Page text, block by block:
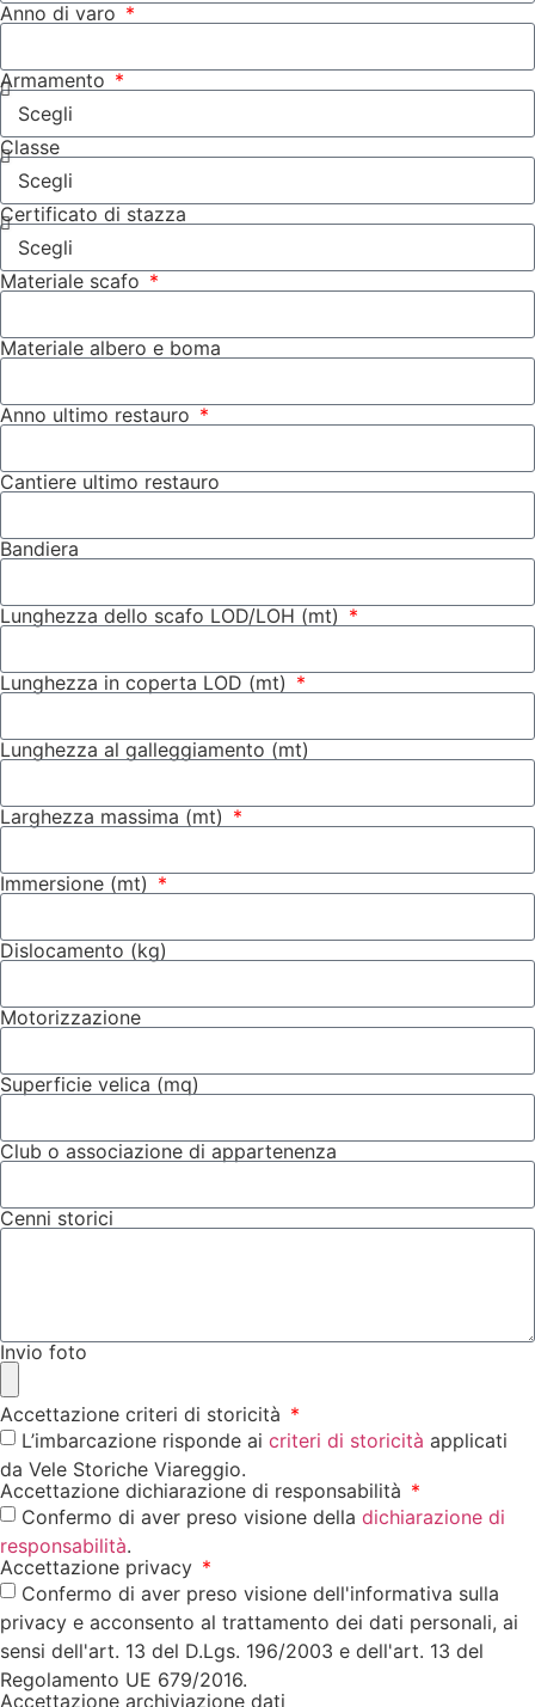
Anno di varo
Armamento
Classe
Certificato di stazza
Materiale scafo
Materiale albero e boma
Anno ultimo restauro
Cantiere ultimo restauro
Bandiera
Lunghezza dello scafo LOD/LOH (mt)
Lunghezza in coperta LOD (mt)
Lunghezza al galleggiamento (mt)
Larghezza massima (mt)
Immersione (mt)
Dislocamento (kg)
Motorizzazione
Superficie velica (mq)
Club o associazione di appartenenza
Cenni storici
Invio foto
Accettazione criteri di storicità
L’imbarcazione risponde ai criteri di storicità applicati
da Vele Storiche Viareggio.
Accettazione dichiarazione di responsabilità
Confermo di aver preso visione della dichiarazione di
responsabilità.
Accettazione privacy
Confermo di aver preso visione dell'informativa sulla
privacy e acconsento al trattamento dei dati personali, ai
sensi dell'art. 13 del D.Lgs. 196/2003 e dell'art. 13 del
Regolamento UE 679/2016.
Accettazione archiviazione dati